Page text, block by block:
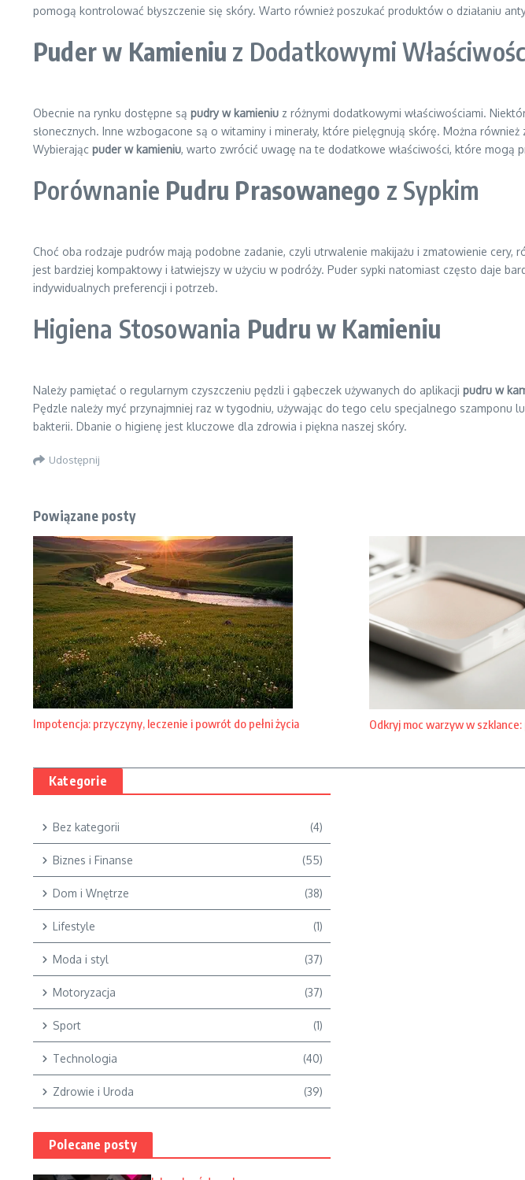
pomogą kontrolować błyszczenie się skóry. Warto również poszukać produktów o działaniu
Puder w Kamieniu z Dodatkowymi
Obecnie na rynku dostępne są pudry w kamieniu z różnymi dodatkowymi właściwościami.
słonecznych. Inne wzbogacone są o witaminy i minerały, które pielęgnują skórę. Można również
Wybierając puder w kamieniu, warto zwrócić uwagę na te dodatkowe właściwości, które mogą
Porównanie Pudru Prasowanego z Sypkim
Choć oba rodzaje pudrów mają podobne zadanie, czyli utrwalenie makijażu i zmatowienie cery,
jest bardziej kompaktowy i łatwiejszy w użyciu w podróży. Puder sypki natomiast często daje
indywidualnych preferencji i potrzeb.
Higiena Stosowania Pudru w Kamieniu
Należy pamiętać o regularnym czyszczeniu pędzli i gąbeczek używanych do aplikacji pudru w
Pędzle należy myć przynajmniej raz w tygodniu, używając do tego celu specjalnego szamponu
bakterii. Dbanie o higienę jest kluczowe dla zdrowia i piękna naszej skóry.
Udostępnij
Powiązane posty
Impotencja: przyczyny, leczenie i powrót do pełni życia Odkryj moc warzyw w
Kategorie
Bez kategorii (4)
Biznes i Finanse (55)
Dom i Wnętrze (38)
Lifestyle (1)
Moda i styl (37)
Motoryzacja (37)
Sport (1)
Technologia (40)
Zdrowie i Uroda (39)
Polecane posty